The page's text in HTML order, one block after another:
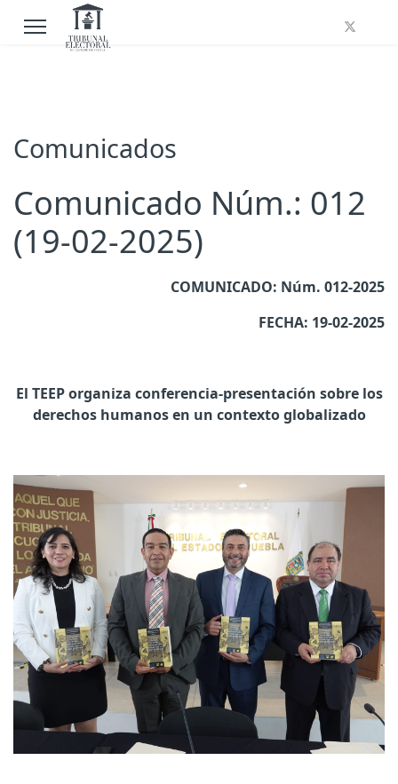
Comunicados
Comunicado Núm.: 012
(19-02-2025)
COMUNICADO: Núm. 012-2025
FECHA: 19-02-2025
El TEEP organiza conferencia-presentación sobre los
derechos humanos en un contexto globalizado